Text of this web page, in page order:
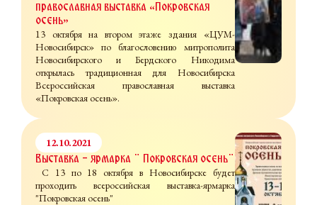
православная выставка «Покровская
осень»
13 октября на втором этаже здания «ЦУМ-
Новосибирск» по благословению митрополита
Новосибирского и Бердского Никодима
открылась традиционная для Новосибирска
Всероссийская православная выставка
«Покровская осень».
12.10.2021
Выставка - ярмарка " Покровская осень"
С 13 по 18 октября в Новосибирске будет
проходить всероссийская выставка-ярмарка
"Покровская осень"